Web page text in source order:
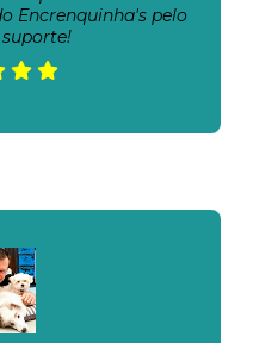
Encrenquinha's pelo